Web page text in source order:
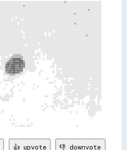
👍 upvote 👎 downvote